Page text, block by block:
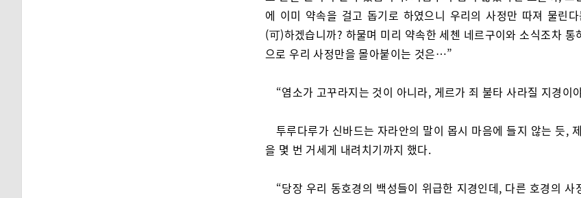
에 이미 약속을 걸고 돕기로 하였으니 우리의 사정만 따져 물린
(可)하겠습니까? 하물며 미리 약속한 세첸 네르구이와 소식조차 통
으로 우리 사정만을 몰아붙이는 것은…”
“염소가 고꾸라지는 것이 아니라, 게르가 죄 불타 사라질 지경이
투루다루가 신바드는 자라안의 말이 몹시 마음에 들지 않는 듯,
을 몇 번 거세게 내려치기까지 했다.
“당장 우리 동호경의 백성들이 위급한 지경인데, 다른 호경의 사